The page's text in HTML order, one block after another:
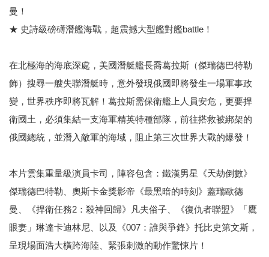
曼！
★ 史詩級磅礡潛艦海戰，超震撼大型艦對艦battle！
在北極海的海底深處，美國潛艇艦長喬葛拉斯（傑瑞德巴特勒
飾）搜尋一艘失聯潛艇時，意外發現俄國即將發生一場軍事政
變，世界秩序即將瓦解！葛拉斯需保衛艦上人員安危，更要捍
衛國土，必須集結一支海軍精英特種部隊，前往搭救被綁架的
俄國總統，並潛入敵軍的海域，阻止第三次世界大戰的爆發！
本片雲集重量級演員卡司，陣容包含：鐵漢男星《天劫倒數》
傑瑞德巴特勒、奧斯卡金獎影帝《最黑暗的時刻》蓋瑞歐德
曼、《捍衛任務2：殺神回歸》凡夫俗子、《復仇者聯盟》「鷹
眼妻」琳達卡迪林尼、以及《007：誰與爭鋒》托比史第文斯，
呈現場面浩大橫跨海陸、緊張刺激的動作驚悚片！